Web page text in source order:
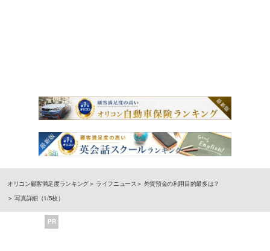
オリコン顧客満足度ランキング ライフニュース
外貨預金の利用目的最多は？
写真詳細（1/5枚）
PR